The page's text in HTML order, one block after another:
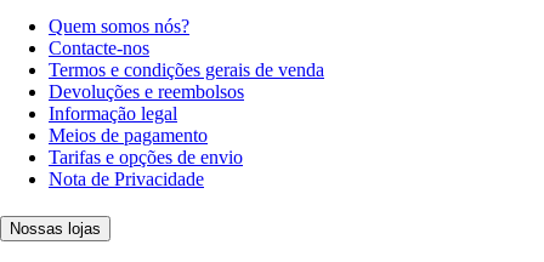
Quem somos nós?
Contacte-nos
Termos e condições gerais de venda
Devoluções e reembolsos
Informação legal
Meios de pagamento
Tarifas e opções de envio
Nota de Privacidade
Nossas lojas